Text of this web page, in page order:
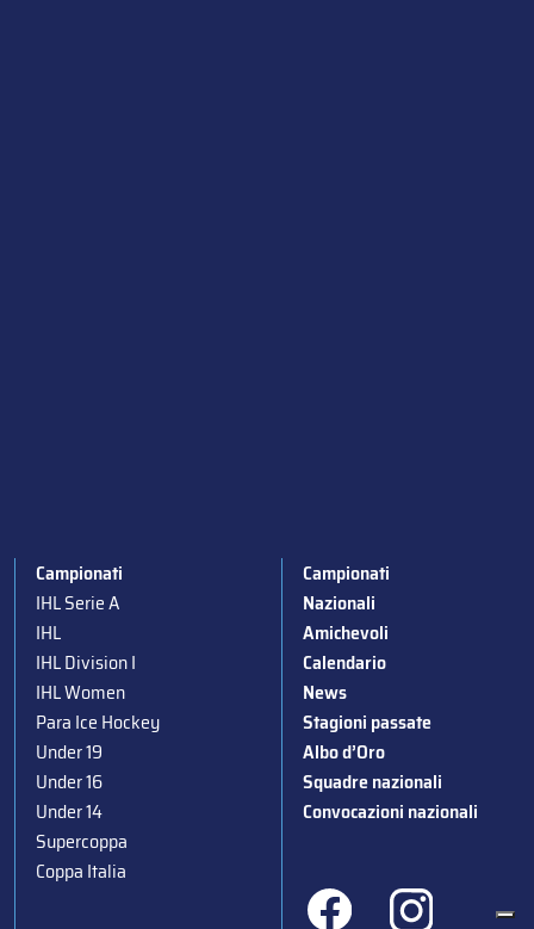
Campionati
IHL Serie A
IHL
IHL Division I
IHL Women
Para Ice Hockey
Under 19
Under 16
Under 14
Supercoppa
Coppa Italia
Campionati
Nazionali
Amichevoli
Calendario
News
Stagioni passate
Albo d’Oro
Squadre nazionali
Convocazioni nazionali